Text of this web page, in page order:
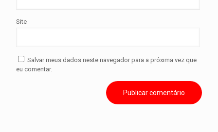
Site
Salvar meus dados neste navegador para a próxima vez que
eu comentar.